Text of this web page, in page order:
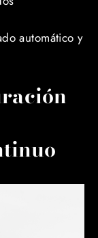
automático y